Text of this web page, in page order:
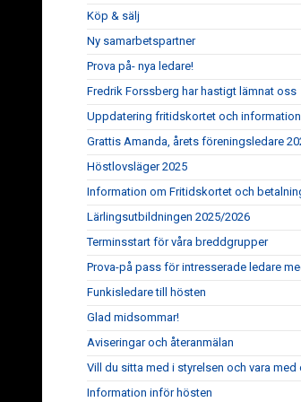
Köp & sälj
Ny samarbetspartner
Prova på- nya ledare!
Fredrik Forssberg har hastigt lämnat oss
Uppdatering fritidskortet och information
Grattis Amanda, årets föreningsledare
Höstlovsläger 2025
Information om Fritidskortet och
Lärlingsutbildningen 2025/2026
Terminsstart för våra breddgrupper
Prova-på pass för intresserade ledare
Funkisledare till hösten
Glad midsommar!
Aviseringar och återanmälan
Vill du sitta med i styrelsen och vara
Information inför hösten